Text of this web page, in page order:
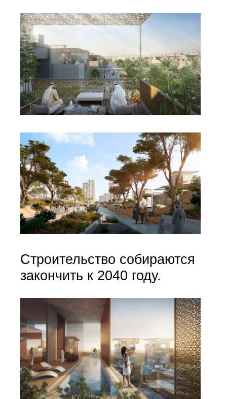
Строительство собираются
закончить к 2040 году.